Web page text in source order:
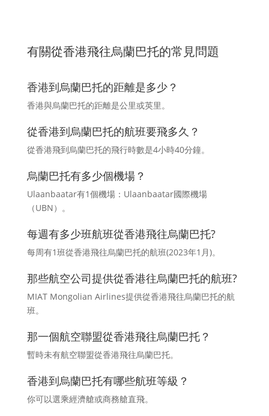
有關從香港飛往烏蘭巴托的常見問題
香港到烏蘭巴托的距離是多少？
香港與烏蘭巴托的距離是公里或英里。
從香港到烏蘭巴托的航班要飛多久？
從香港飛到烏蘭巴托的飛行時數是4小時40分鐘。
烏蘭巴托有多少個機場？
Ulaanbaatar有1個機場：Ulaanbaatar國際機場
（UBN）。
每週有多少班航班從香港飛往烏蘭巴托?
每周有1班從香港飛往烏蘭巴托的航班(2023年1月)。
那些航空公司提供從香港往烏蘭巴托的航班?
MIAT Mongolian Airlines提供從香港飛往烏蘭巴托的航
班。
那一個航空聯盟從香港飛往烏蘭巴托？
暫時未有航空聯盟從香港飛往烏蘭巴托。
香港到烏蘭巴托有哪些航班等級？
你可以選乘經濟艙或商務艙直飛。